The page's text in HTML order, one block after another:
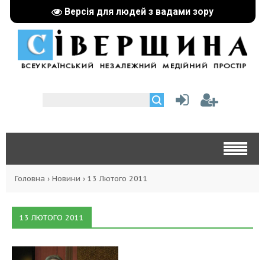
Версія для людей з вадами зору
Головна › Новини › 13 Лютого 2011
13 ЛЮТОГО 2011